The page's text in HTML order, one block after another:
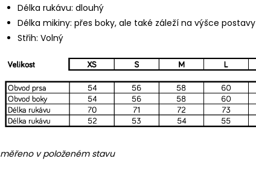
Délka rukávu: dlouhý
Délka mikiny: přes boky, ale také záleží na výšce postavy
Střih: Volný
měřeno v položeném stavu